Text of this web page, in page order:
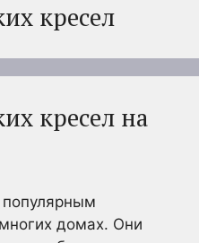
кресел
кресел на
популярным
домах. Они